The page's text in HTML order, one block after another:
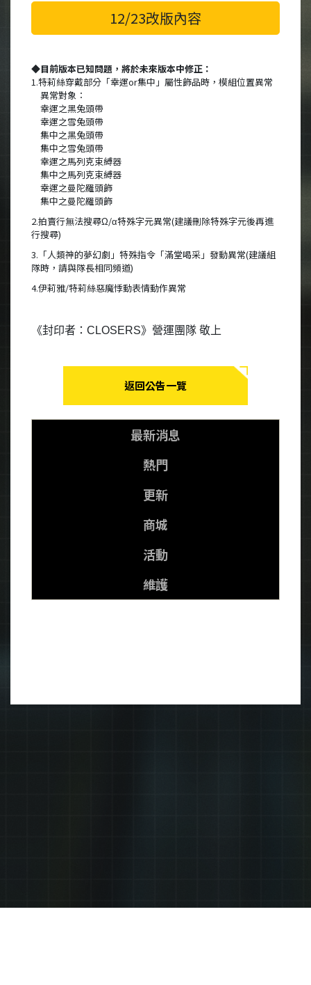
12/23改版內容
◆目前版本已知問題，將於未來版本中修正：
1.特莉絲穿戴部分「幸運or集中」屬性飾品時，模組位置異常
異常對象：
幸運之黑兔頭帶
幸運之雪兔頭帶
集中之黑兔頭帶
集中之雪兔頭帶
幸運之馬列克束縛器
集中之馬列克束縛器
幸運之曼陀羅頭飾
集中之曼陀羅頭飾
2.拍賣行無法搜尋Ω/α特殊字元異常(建議刪除特殊字元後再進
行搜尋)
3.「人類神的夢幻劇」特殊指令「滿堂喝采」發動異常(建議組
隊時，請與隊長相同頻道)
4.伊莉雅/特莉絲惡魔悸動表情動作異常
《封印者：CLOSERS》營運團隊 敬上
返回公告一覽
最新消息
熱門
更新
商城
活動
維護